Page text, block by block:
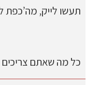
תעשו לייק, מה’כפת
כל מה שאתם